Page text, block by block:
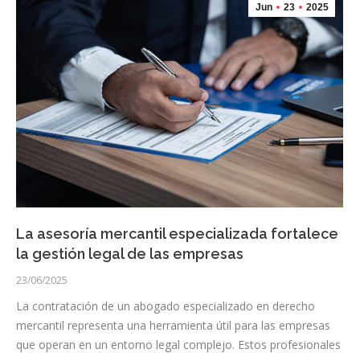
Jun 23 2025
La asesoría mercantil especializada fortalece
la gestión legal de las empresas
23/06/2025
La contratación de un abogado especializado en derecho
mercantil representa una herramienta útil para las empresas
que operan en un entorno legal complejo. Estos profesionales